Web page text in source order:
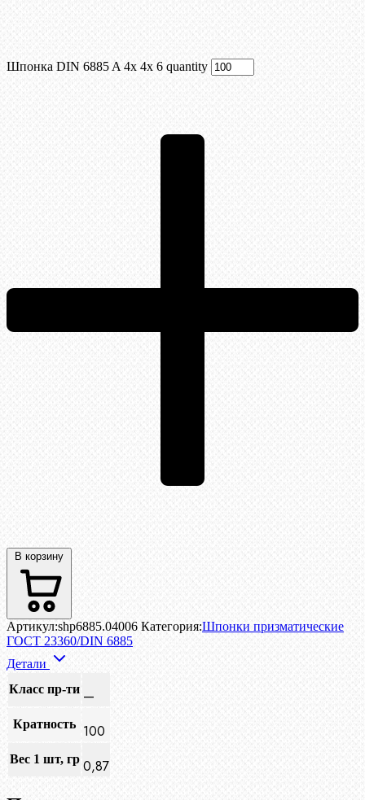
Шпонка DIN 6885 A 4x 4x 6 quantity
В корзину
Артикул:shp6885.04006 Категория:Шпонки призматические
ГОСТ 23360/DIN 6885
Детали
Класс пр-ти —
Кратность 100
Вес 1 шт, гр 0,87